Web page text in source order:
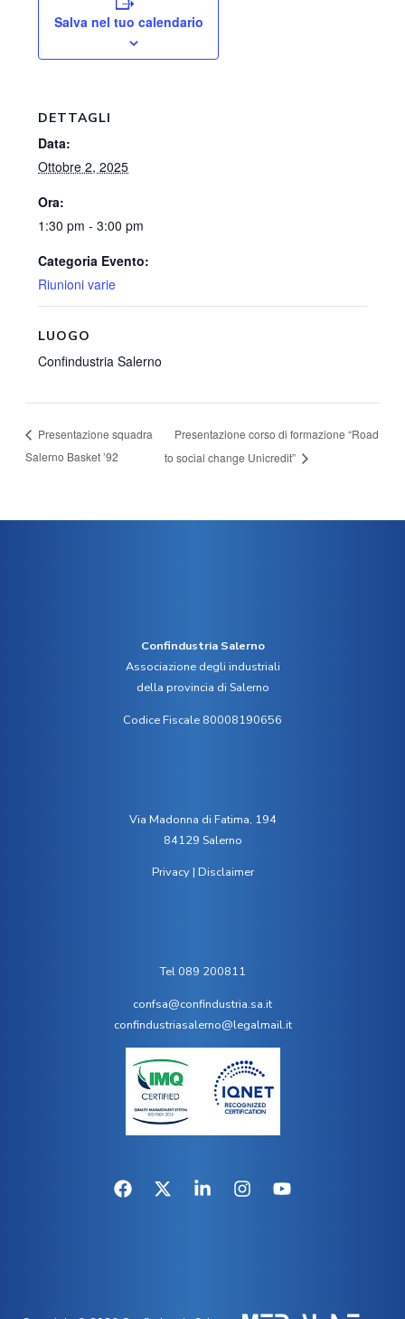
Salva nel tuo calendario
DETTAGLI
Data:
Ottobre 2, 2025
Ora:
1:30 pm - 3:00 pm
Categoria Evento:
Riunioni varie
LUOGO
Confindustria Salerno
Presentazione squadra
Salerno Basket ’92
Presentazione corso di formazione “Road
to social change Unicredit”
Confindustria Salerno
Associazione degli industriali
della provincia di Salerno
Codice Fiscale 80008190656
Via Madonna di Fatima, 194
84129 Salerno
Privacy| Disclaimer
Tel 089 200811
confsa@confindustria.sa.it
confindustriasalerno@legalmail.it